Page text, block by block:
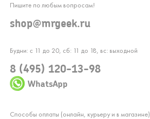
Будни: с 11 до 20, сб: 11 до 18, вс: выходной
8 (495) 120-13-98
WhatsApp
Пишите по любым вопросам!
shop@mrgeek.ru
Способы оплаты (онлайн, курьеру и в магазине)